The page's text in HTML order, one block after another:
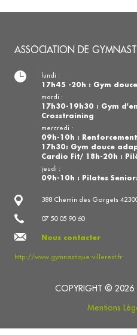
ASSOCIATION DE
388 Chemin des Gorgets
07 50 05 90 60
Nous contacter
http://www.gymnastique-villerest.fr
lundi :
17h45 -20h : Gym
mardi :
17h30-19h30 : Gym
Crosstraining
mercredi :
09h-10h :
17h30: Gym douce
Cardio Fit/ 18h-20h :
jeudi :
09h-10h : Pilates
COPYRIGHT ©
Mentions